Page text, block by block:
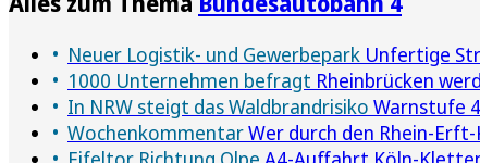
Neuer Logistik- und Gewerbepark Unfertige
1000 Unternehmen befragt Rheinbrücken
In NRW steigt das Waldbrandrisiko Warnstufe
WochenkommentarWer durch den Rhein-